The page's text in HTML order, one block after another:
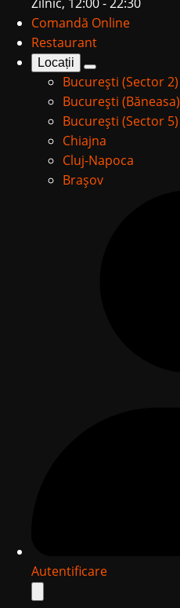
Comandă Online
Restaurant
Locații
București (Sector 2)
București (Băneasa)
București (Sector 5)
Chiajna
Cluj-Napoca
Brașov
Autentificare